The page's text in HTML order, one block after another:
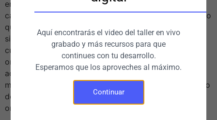
empresas actuales. Requiere adaptarse y gestionar el
cambio para responder a la lógica del sistema complejo
que domina los asuntos organizacionales. El liderazgo
siempre debe estar enfocado en el futuro, incluso
cuando se toman decisiones para hoy. Las
organizaciones más exitosas que toman decisiones
acertadas rápidamente y evolucionan al ritmo del
mundo. El liderazgo con visión de futuro es un conjunto
de habilidades que los líderes utilizan para crear
organizaciones flexibles, inclusivas y en evolución.
Aquí encontrarás el video del taller en vivo
grabado y más recursos para que
continues con tu desarrollo.
Esperamos que los aproveches al máximo.
Continuar